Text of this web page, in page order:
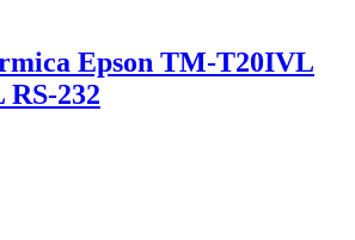
Epson TM-T20IVL
232